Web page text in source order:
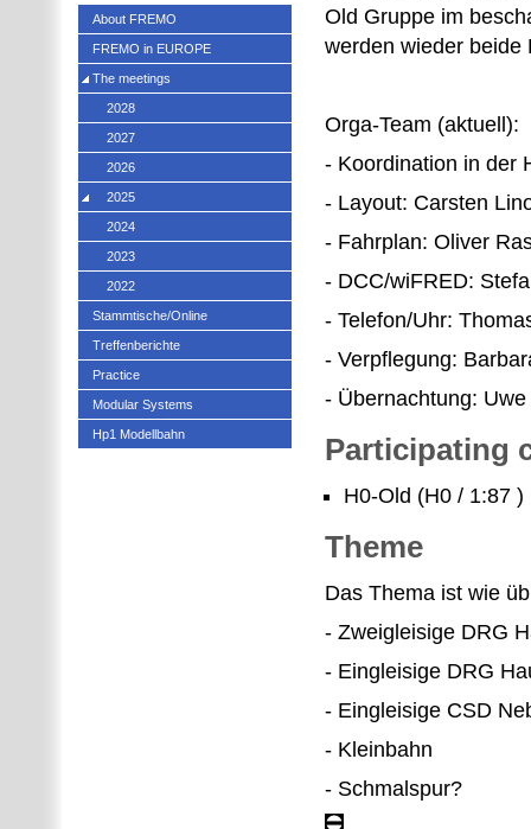
Old Gruppe im
werden wieder beide
Orga-Team (aktuell):
- Koordination in der
- Layout: Carsten
- Fahrplan: Oliver
- DCC/wiFRED:
- Telefon/Uhr:
- Verpflegung:
- Übernachtung:
Participating
H0-Old (H0 / 1:87 )
Theme
Das Thema ist wie
- Zweigleisige DRG
- Eingleisige DRG
- Eingleisige CSD
- Kleinbahn
- Schmalspur?
About FREMO
FREMO in EUROPE
The meetings
2028
2027
2026
2025
2024
2023
2022
Stammtische/Online
Treffenberichte
Practice
Modular Systems
Hp1 Modellbahn